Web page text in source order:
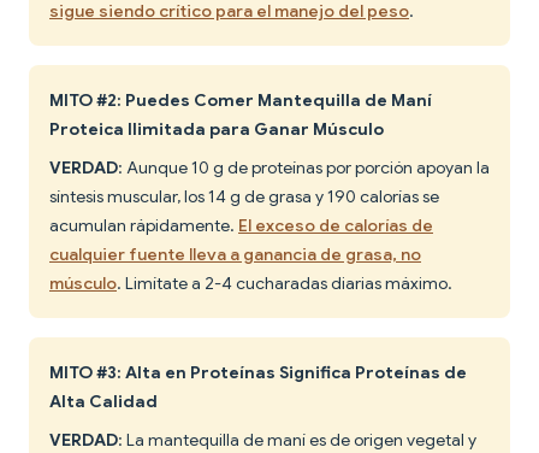
sigue siendo crítico para el manejo del peso.
MITO #2: Puedes Comer Mantequilla de Maní
Proteica Ilimitada para Ganar Músculo
VERDAD: Aunque 10 g de proteínas por porción apoyan la
síntesis muscular, los 14 g de grasa y 190 calorías se
acumulan rápidamente. El exceso de calorías de
cualquier fuente lleva a ganancia de grasa, no
músculo. Limítate a 2-4 cucharadas diarias máximo.
MITO #3: Alta en Proteínas Significa Proteínas de
Alta Calidad
VERDAD: La mantequilla de maní es de origen vegetal y